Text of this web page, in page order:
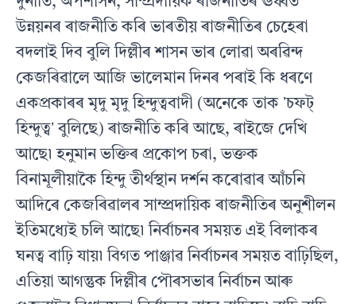
উন্নয়নৰ ৰাজনীতি কৰি ভাৰতীয় ৰাজনীতিৰ চেহেৰা
বদলাই দিব বুলি দিল্লীৰ শাসন ভাৰ লোৱা অৰৱিন্দ
কেজৰিৱালে আজি ভালেমান দিনৰ পৰাই কি ধৰণে
একপ্ৰকাৰৰ মৃদু মৃদু হিন্দুত্ববাদী (অনেকে তাক ʼচফট্
হিন্দুত্বʼ বুলিছে) ৰাজনীতি কৰি আছে, ৰাইজে দেখি
আছে৷ হনুমান ভক্তিৰ প্ৰকোপ চৰা, ভক্তক
বিনামূলীয়াকৈ হিন্দু তীৰ্থস্থান দৰ্শন কৰোৱাৰ আঁচনি
আদিৰে কেজৰিৱালৰ সাম্প্ৰদায়িক ৰাজনীতিৰ অনুশীলন
ইতিমধ্যেই চলি আছে৷ নিৰ্বাচনৰ সময়ত এই বিলাকৰ
ঘনত্ব বাঢ়ি যায়৷ বিগত পাঞ্জাৱ নিৰ্বাচনৰ সময়ত বাঢ়িছিল,
এতিয়া আগন্তুক দিল্লীৰ পৌৰসভাৰ নিৰ্বাচন আৰু